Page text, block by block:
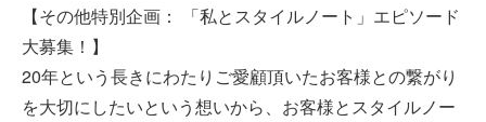
【その他特別企画： 「私とスタイルノート」エピソード
大募集！】
20年という長きにわたりご愛顧頂いたお客様との繋がり
を大切にしたいという想いから、お客様とスタイルノー